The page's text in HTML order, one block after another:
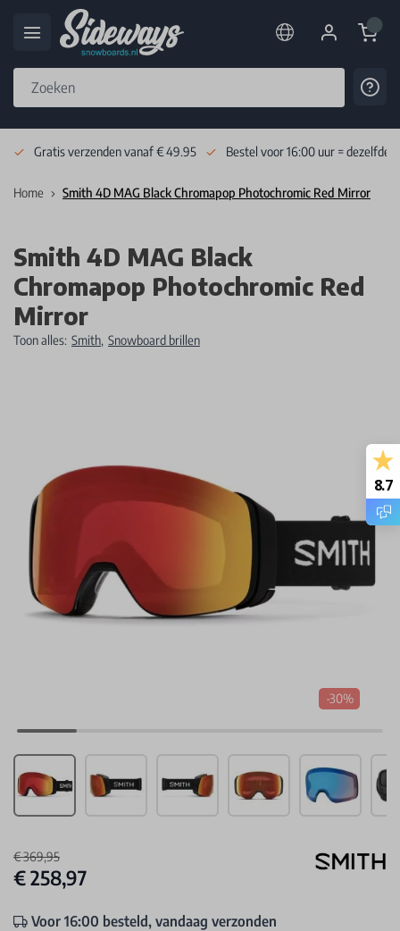
Cart
Gratis verzenden vanaf € 49.95 Bestel voor 16:00 uur = dezelfde
Home Smith 4D MAG Black Chromapop Photochromic Red Mirror
Smith 4D MAG Black
Chromapop Photochromic Red
Mirror
Toon alles: Smith, Snowboard brillen
-30%
€ 369,95
€ 258,97
Voor 16:00 besteld, vandaag verzonden
8.7